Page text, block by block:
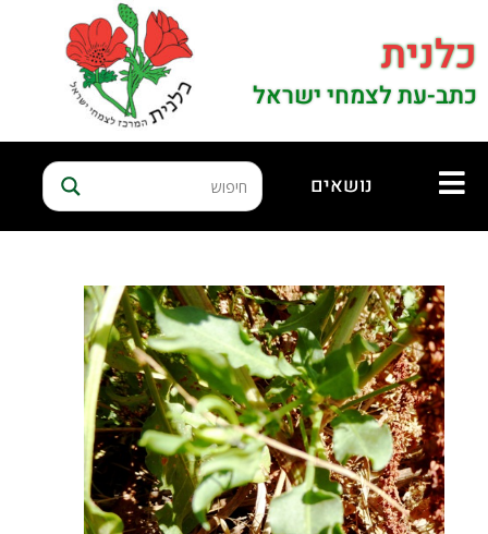
כלנית
כתב-עת לצמחי ישראל
נושאים